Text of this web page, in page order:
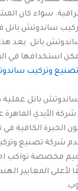
سواء كان
ساندوتش بانل
بانل. يعد هذا
استخدامها في
تصنيع وتركيب
بانل عملية
الأيدي الماهرة
الخبرة الكافية
شركة تصنيع
مخصصة تواكب
لأعلى المعايير